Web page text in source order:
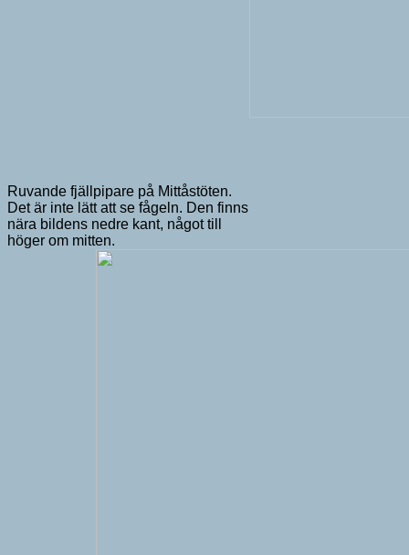
Ruvande fjällpipare på Mittåstöten.
Det är inte lätt att se fågeln. Den finns
nära bildens nedre kant, något till
höger om mitten.